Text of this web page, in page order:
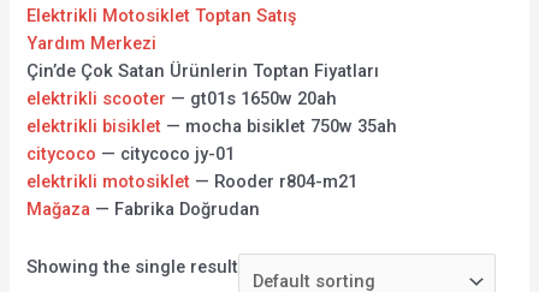
Elektrikli Motosiklet Toptan Satış
Yardım Merkezi
Çin’de Çok Satan Ürünlerin Toptan Fiyatları
elektrikli scooter — gt01s 1650w 20ah
elektrikli bisiklet — mocha bisiklet 750w 35ah
citycoco — citycoco jy-01
elektrikli motosiklet — Rooder r804-m21
Mağaza — Fabrika Doğrudan
Showing the single result